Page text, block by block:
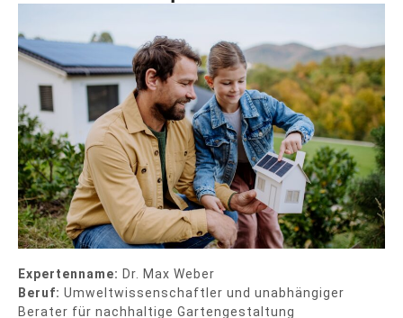
Expertenname: Dr. Max Weber
Beruf: Umweltwissenschaftler und unabhängiger
Berater für nachhaltige Gartengestaltung